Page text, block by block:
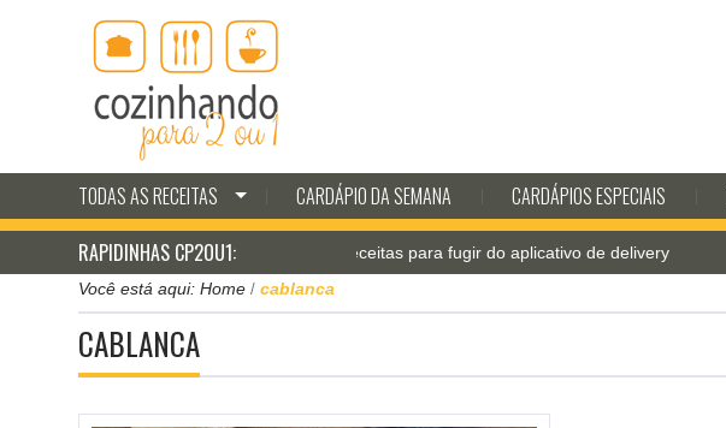
TODAS AS RECEITAS CARDÁPIO DA SEMANA CARDÁPIOS ESPECIAIS
RAPIDINHAS CP2OU1:Jantar pá-pum: receitas para fugir do aplicativo de delivery
Você está aqui: Home / cablanca
CABLANCA